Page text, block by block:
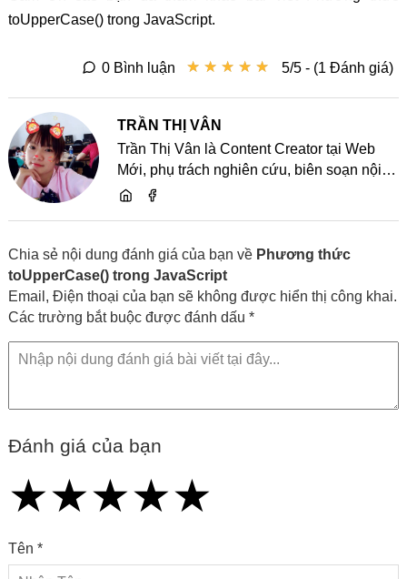
toUpperCase() trong JavaScript.
★ ★ ★ ★ ★
★ ★ ★ ★ ★ 5/5 - (1 Đánh giá)
0 Bình luận
TRẦN THỊ VÂN
Trần Thị Vân là Content Creator tại Web
Mới, phụ trách nghiên cứu, biên soạn nội
dung và chia sẻ kiến thức về website, SEO,
Chia sẻ nội dung đánh giá của bạn về Phương thức
toUpperCase() trong JavaScript
Email, Điện thoại của bạn sẽ không được hiển thị công khai.
Các trường bắt buộc được đánh dấu *
Đánh giá của bạn
★
★★
★★★
★★★★
★★★★★
Tên *